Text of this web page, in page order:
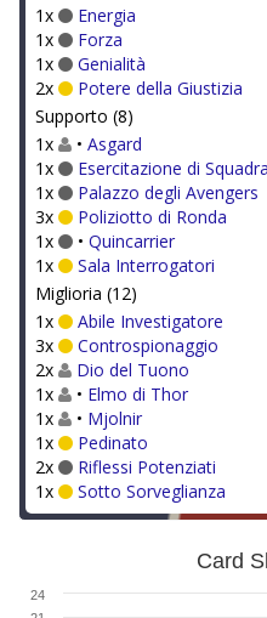
1x
Energia
1x
Forza
1x
Genialità
2x
Potere della Giustizia
Supporto (8)
1x
• Asgard
1x
Esercitazione di Squadra
1x
Palazzo degli Avengers
3x
Poliziotto di Ronda
1x
• Quincarrier
1x
Sala Interrogatori
Miglioria (12)
1x
Abile Investigatore
3x
Controspionaggio
2x
Dio del Tuono
1x
• Elmo di Thor
1x
• Mjolnir
1x
Pedinato
2x
Riflessi Potenziati
1x
Sotto Sorveglianza
Card
24